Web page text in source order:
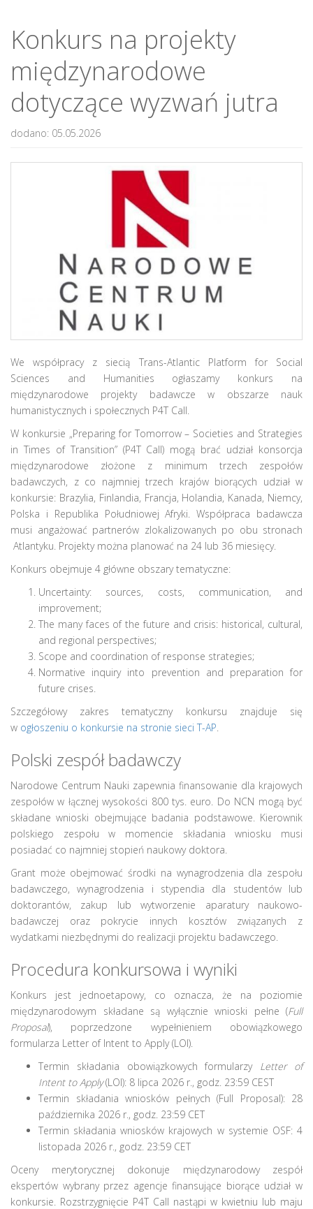
Konkurs na projekty
międzynarodowe
dotyczące wyzwań jutra
dodano: 05.05.2026
We współpracy z siecią Trans-Atlantic Platform for Social
Sciences and Humanities ogłaszamy konkurs na
międzynarodowe projekty badawcze w obszarze nauk
humanistycznych i społecznych P4T Call.
W konkursie „Preparing for Tomorrow – Societies and Strategies
in Times of Transition” (P4T Call) mogą brać udział konsorcja
międzynarodowe złożone z minimum trzech zespołów
badawczych, z co najmniej trzech krajów biorących udział w
konkursie: Brazylia, Finlandia, Francja, Holandia, Kanada, Niemcy,
Polska i Republika Południowej Afryki. Współpraca badawcza
musi angażować partnerów zlokalizowanych po obu stronach
Atlantyku. Projekty można planować na 24 lub 36 miesięcy.
Konkurs obejmuje 4 główne obszary tematyczne:
Uncertainty: sources, costs, communication, and
improvement;
The many faces of the future and crisis: historical, cultural,
and regional perspectives;
Scope and coordination of response strategies;
Normative inquiry into prevention and preparation for
future crises.
Szczegółowy zakres tematyczny konkursu znajduje się
w ogłoszeniu o konkursie na stronie sieci T-AP
Polski zespół badawczy
Narodowe Centrum Nauki zapewnia finansowanie dla krajowych
zespołów w łącznej wysokości 800 tys. euro. Do NCN mogą być
składane wnioski obejmujące badania podstawowe. Kierownik
polskiego zespołu w momencie składania wniosku musi
posiadać co najmniej stopień naukowy doktora.
Grant może obejmować środki na wynagrodzenia dla zespołu
badawczego, wynagrodzenia i stypendia dla studentów lub
doktorantów, zakup lub wytworzenie aparatury naukowo-
badawczej oraz pokrycie innych kosztów związanych z
wydatkami niezbędnymi do realizacji projektu badawczego.
Procedura konkursowa i wyniki
Konkurs jest jednoetapowy, co oznacza, że na poziomie
międzynarodowym składane są wyłącznie wnioski pełne (Full
Proposal), poprzedzone wypełnieniem obowiązkowego
formularza Letter of Intent to Apply (LOI).
Termin składania obowiązkowych formularzy Letter of
Intent to Apply(LOI): 8 lipca 2026 r., godz. 23:59 CEST
Termin składania wniosków pełnych (Full Proposal): 28
października 2026 r., godz. 23:59 CET
Termin składania wniosków krajowych w systemie OSF: 4
listopada 2026 r., godz. 23:59 CET
Oceny merytorycznej dokonuje międzynarodowy zespół
ekspertów wybrany przez agencje finansujące biorące udział w
konkursie. Rozstrzygnięcie P4T Call nastąpi w kwietniu lub maju